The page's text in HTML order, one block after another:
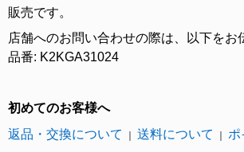
販売です。
店舗へのお問い合わせの際は、以下をお
品番: K2KGA31024
初めてのお客様へ
返品・交換について
｜ 送料について ｜ ポ